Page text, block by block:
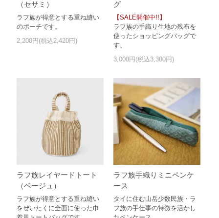
（セサミ）
ラフ族が得意とする重ね縫い
のポーチです。
2,200円(税込2,420円)
グ
【SALE開催中!!】
ラフ族の手織り生地の残布を
使ったショッピングバッグで
す。
3,000円(税込3,300円)
ラフ族レイヤードトート
（ベージュ）
ラフ族が得意とする重ね縫い
をぜいたくに全面に使った巾
ラフ族手織りミニペンケ
ース
タイに住む山岳少数民族・ラ
フ族の手仕事の特徴を活かし